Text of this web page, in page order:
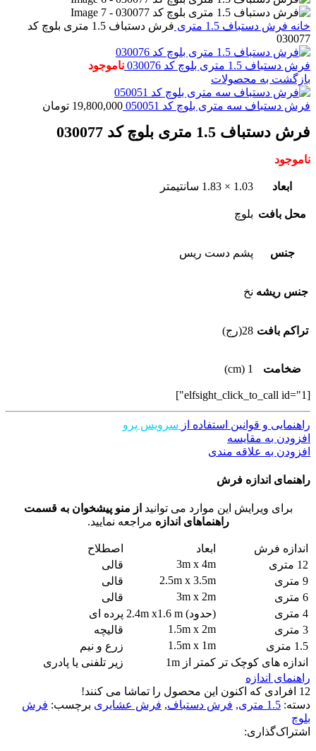
خانه فرش دستباف 1.5 متری
فرش دستباف 1.5 متری بلوچ کد
030077
فرش دستباف 1.5 متری بلوچ کد 030076
ناموجود
بازگشت به محصولات
فرش دستباف سه متری بلوچ کد 050051 19,800,000 تومان
فرش دستباف 1.5 متری بلوچ کد 030077
ناموجود
ابعاد 1.03 × 1.83 سانتیمتر
محل بافت بلوچ
جنس پشم دست ریس
جنس ریشه نخ
تراکم بافت 28(رج)
ضخامت 1 (cm)
[elfsight_click_to_call id="1"]
راهنمایی و قوانین استفاده از سرویس پرو
افزودن به مقایسه
افزودن به علاقه مندی
راهنمای اندازه فرش
برای ویرایش این موارد می توانید از منو پیشخوان به قسمت
راهنماهای اندازه مراجعه نمایید.
اندازه فرش ابعاد
اصطلاح
12 متری
3m x 4m
قالی
9 متری
2.5m x 3.5m
قالی
6 متری
3m x 2m
قالی
4 متری
(حدود) 2.4m x1.6 m
پرده ای
3 متری
1.5m x 2m
قالیچه
1.5 متری
1.5m x 1m
زرع و نیم
اندازه های کوچک تر کمتر از 1m
زیر تلفنی یا پادری
راهنمای اندازه
12 افرادی که اکنون این محصول را تماشا می کنند!
دسته: 1.5 متری , فرش دستباف, فرش عشایری برچسب: فرش
بلوچ
اشتراک‌گذاری: